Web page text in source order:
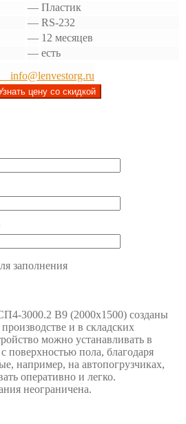
— Пластик
— RS-232
— 12 месяцев
— есть
info@lenvestorg.ru
цену со скидкой
заполнения
3000.2 В9 (2000х1500) созданы
и в складских
можно устанавливать в
поверхностью пола, благодаря
например, на автопогрузчиках,
оперативно и легко.
неограничена.